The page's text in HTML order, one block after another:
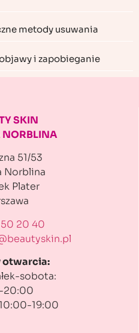
metody usuwania
i zapobieganie
SKIN
NORBLINA
51/53
Norblina
Plater
20 40
otwarcia:
sobota:
20:00
19:00